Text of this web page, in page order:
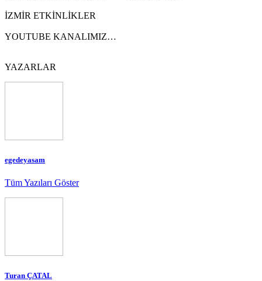
İZMİR ETKİNLİKLER
YOUTUBE KANALIMIZ…
YAZARLAR
egedeyasam
Tüm Yazıları Göster
Turan ÇATAL